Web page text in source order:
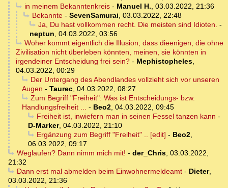
in meinem Bekanntenkreis- Manuel H., 03.03.2022, 21:36
Bekannte- SevenSamurai, 03.03.2022, 22:48
Ja, Du hast vollkommen recht. Die meisten sind Idioten. -
neptun, 04.03.2022, 03:56
Woher kommt eigentlich die Illusion, dass dieenigen, die ohne
Zivilisation nicht überleben könnten, meinen, sie könnten in
irgendeiner Entscheidung frei sein? - Mephistopheles,
04.03.2022, 00:29
Der Untergang des Abendlandes vollzieht sich vor unseren
Augen - Taurec, 04.03.2022, 08:27
Zum Begriff "Freiheit": Was ist Entscheidungs- bzw.
Handlungsfreiheit ... - Beo2, 04.03.2022, 09:45
Freiheit ist, inwiefern man in seinen Fessel tanzen kann -
D-Marker, 04.03.2022, 21:10
Ergänzung zum Begriff "Freiheit" .. [edit] - Beo2,
06.03.2022, 09:17
Weglaufen? Dann nimm mich mit! - der_Chris, 03.03.2022,
21:32
Dann erst mal abmelden beim Einwohnermeldeamt- Dieter,
03.03.2022, 21:36